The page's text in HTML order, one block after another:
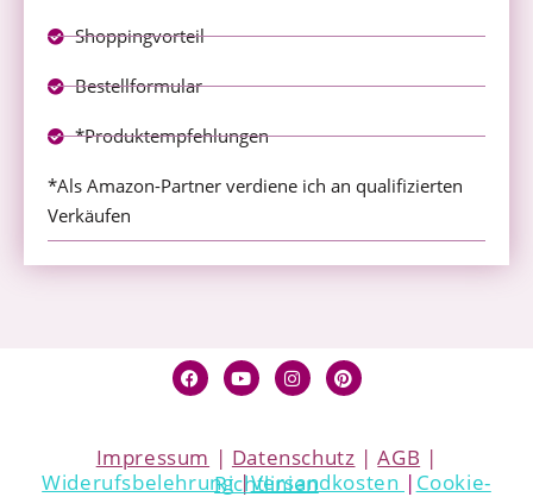
Shoppingvorteil
Bestellformular
*Produktempfehlungen
*Als Amazon-Partner verdiene ich an qualifizierten
Verkäufen
Impressum | Datenschutz |AGB |
Widerufsbelehrung|Versandkosten |
Cookie-Richtlinien